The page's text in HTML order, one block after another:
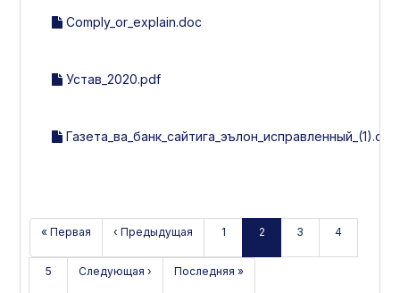
Comply_or_explain.doc
Устав_2020.pdf
« Первая ‹ Предыдущая 1 2 3 4
5 Следующая › Последняя »